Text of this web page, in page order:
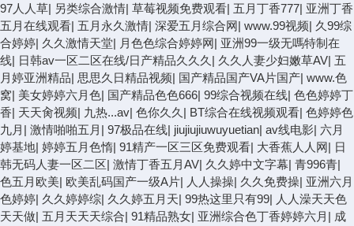
97人人草| 另类综合激情| 草莓视频免费观看| 五月丁香777| 亚洲丁香
五月在线观看| 五月永久激情| 深爱五月综合网| www.99视频| 久99综
合婷婷| 久久激情天堂| 月色色综合婷婷网| 亚洲99一级无嗎特制在
线| 日韩av一区二区在线/日产精品久久久 | 久久人妻少妇嫩草AV| 五
月婷亚洲精品| 思思久日精品视频| 国产精品国产VA片国产| www.色
窝| 美女婷婷六月色| 国产精品色色666| 99综合视频在线| 色色婷婷丁
香| 天天肏视频| 九热...av| 色你久久 | BT综合在线视频观看| 色婷婷色
九月 | 激情啪啪五月 | 97极品在线| jiujiujiuwuyuetian| av线电影| 六月
婷基地| 婷婷五月色惰| 91精产一区三区免费观看| 大香蕉人人网| 日
韩无码人妻一区二区| 激情丁香五月AV| 久久婷中文字幕| 青996青|
色五月欧美| 欧美乱码国产一级A片| 人人操操| 久久免费操| 亚洲六月
色婷婷| 久久婷婷综| 久久婷五月天| 99热这里只有99| 人人澡天天色
天天做| 五月天天天综合| 91精品熟女| 亚洲综合色丁香婷婷六月 | 成